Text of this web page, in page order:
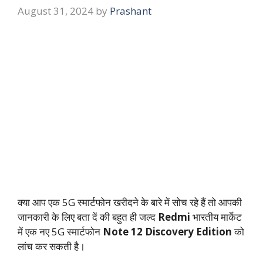
August 31, 2024 by Prashant
क्या आप एक 5G स्मार्टफोन खरीदने के बारे में सोच रहे हैं तो आपकी
जानकारी के लिए बता दें की बहुत ही जल्द Redmi भारतीय मार्केट
में एक नए 5G स्मार्टफोन Note 12 Discovery Editionको
लांच कर सकती है।